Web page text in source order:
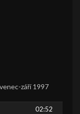
září 1997
02:52